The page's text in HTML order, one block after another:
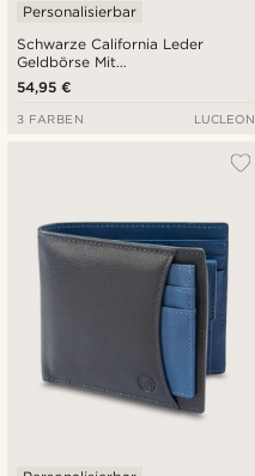
Schwarze California Leder
Geldbörse Mit
Innenreißverschluss
Personalisierbar
54,95 €
3 FARBEN LUCLEON